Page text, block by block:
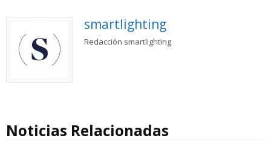
smartlighting
Redacción smartlighting
Noticias Relacionadas